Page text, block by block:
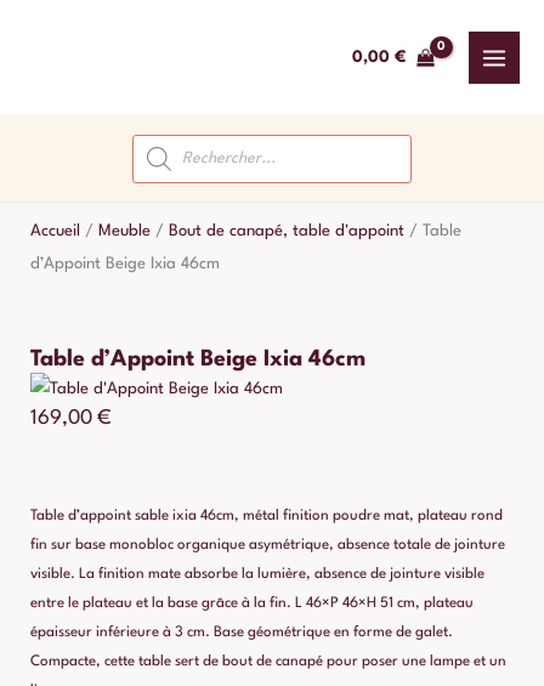
0,00 €
Recherche
de
produits
Accueil / Meuble / Bout de canapé, table d'appoint / Table
d’Appoint Beige Ixia 46cm
Table d’Appoint Beige Ixia 46cm
169,00 €
Table d’appoint sable ixia 46cm, métal finition poudre mat, plateau rond
fin sur base monobloc organique asymétrique, absence totale de jointure
visible. La finition mate absorbe la lumière, absence de jointure visible
entre le plateau et la base grâce à la fin. L 46×P 46×H 51 cm, plateau
épaisseur inférieure à 3 cm. Base géométrique en forme de galet.
Compacte, cette table sert de bout de canapé pour poser une lampe et un